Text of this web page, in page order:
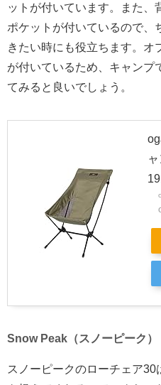
ットが付いています。また、
ポケットが付いているので、
きたい時にも役立ちます。オ
が付いているため、キャンプ
てみると良いでしょう。
Snow Peak（スノーピーク）
スノーピークのローチェア